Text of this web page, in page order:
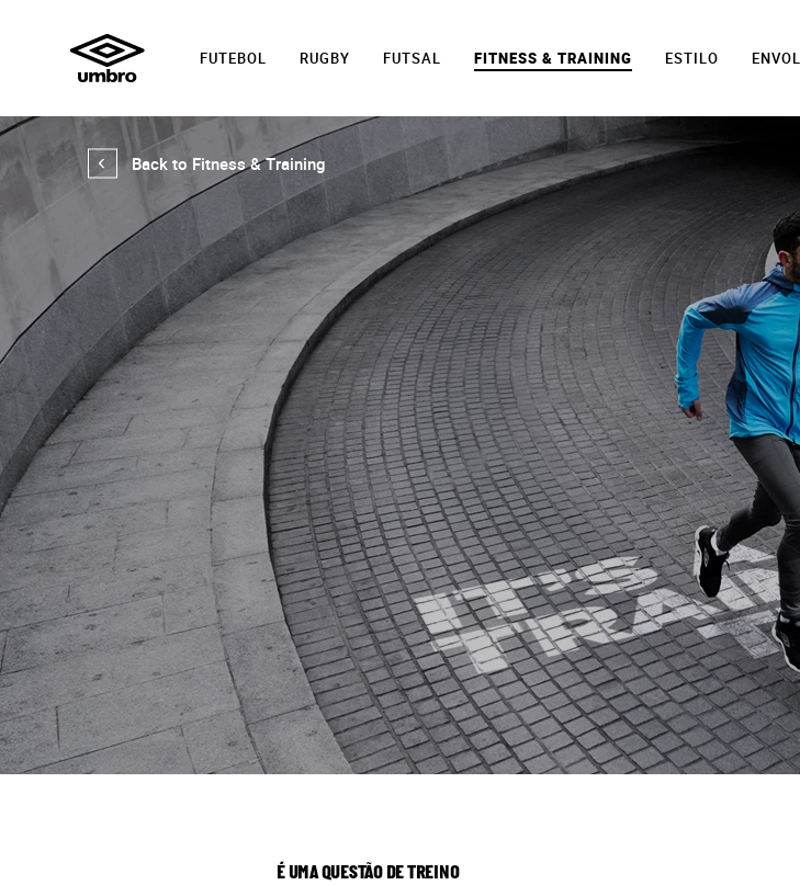
FUTEBOL RUGBY FUTSAL FITNESS & TRAINING ESTILO
Back to Fitness & Training
É UMA QUESTÃO DE TREINO